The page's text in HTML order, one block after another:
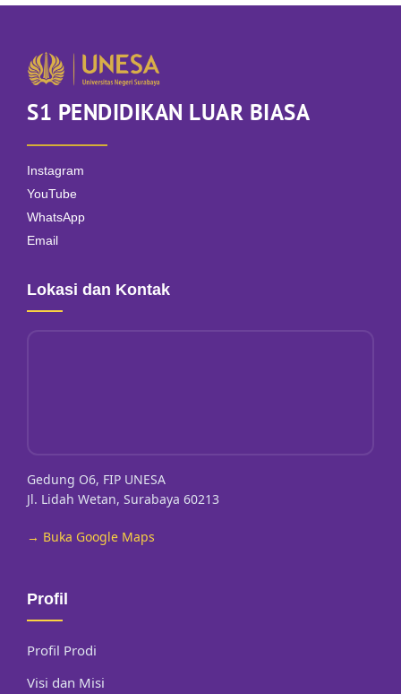
S1 PENDIDIKAN LUAR BIASA
Instagram
YouTube
WhatsApp
Email
Lokasi dan Kontak
Gedung O6, FIP UNESA
Jl. Lidah Wetan, Surabaya 60213
→ Buka Google Maps
Profil
Profil Prodi
Visi dan Misi